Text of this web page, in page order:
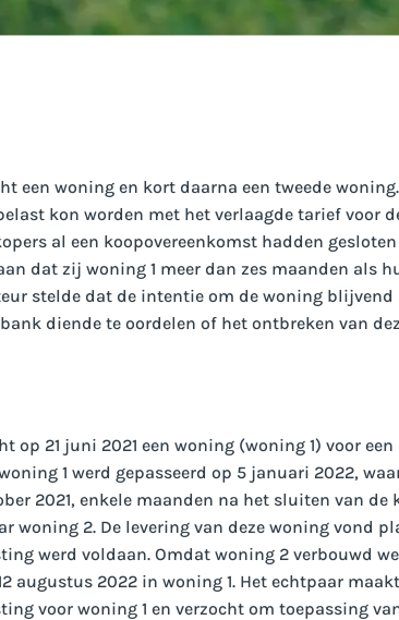
een woning en kort daarna een tweede
kon worden met het verlaagde tarief voor
al een koopovereenkomst hadden
dat zij woning 1 meer dan zes maanden als
stelde dat de intentie om de woning
diende te oordelen of het ontbreken van
op 21 juni 2021 een woning (woning 1) voor
1 werd gepasseerd op 5 januari 2022,
2021, enkele maanden na het sluiten van de
woning 2. De levering van deze woning vond
werd voldaan. Omdat woning 2 verbouwd
augustus 2022 in woning 1. Het echtpaar
voor woning 1 en verzocht om toepassing